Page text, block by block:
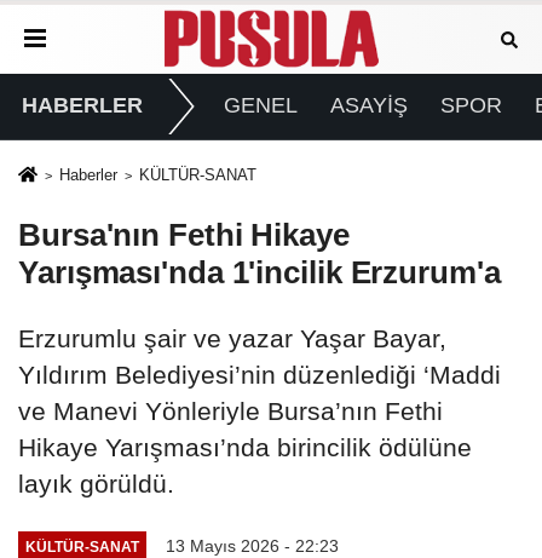
HABERLER GENEL ASAYİŞ SPOR
Haberler KÜLTÜR-SANAT
Bursa'nın Fethi Hikaye
Yarışması'nda 1'incilik Erzurum'a
Erzurumlu şair ve yazar Yaşar Bayar,
Yıldırım Belediyesi’nin düzenlediği ‘Maddi
ve Manevi Yönleriyle Bursa’nın Fethi
Hikaye Yarışması’nda birincilik ödülüne
layık görüldü.
KÜLTÜR-SANAT 13 Mayıs 2026 - 22:23